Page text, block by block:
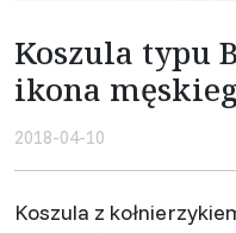
Koszula typu
ikona
2018-04-10
Koszula z